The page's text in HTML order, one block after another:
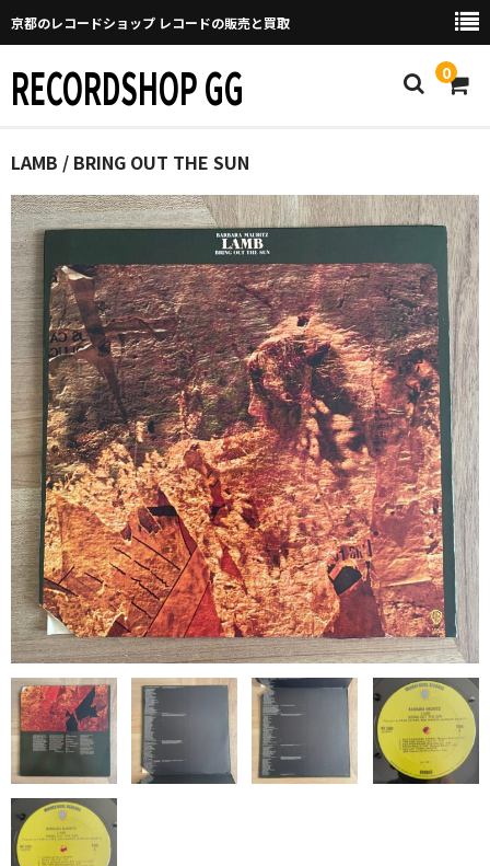
京都のレコードショップ レコードの販売と買取
RECORDSHOP GG 0
Home
マイページ
GGについて
買取について
取り置きなどについて
Categories
New Arrivals
新譜
GG RECORD （当店のレーベル）
全商品
JAZZ-US
BLUE NOTE
JAZZ-EU
JAZZ-JP
JAZZ-VOCAL
J-POP
LAMB / BRING OUT THE SUN